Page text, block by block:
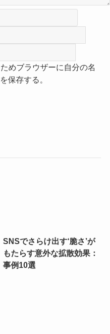
めブラウザーに自分の名
保存する。
SNSでさらけ出す‘脆さ’が
もたらす意外な拡散効果：
事例10選